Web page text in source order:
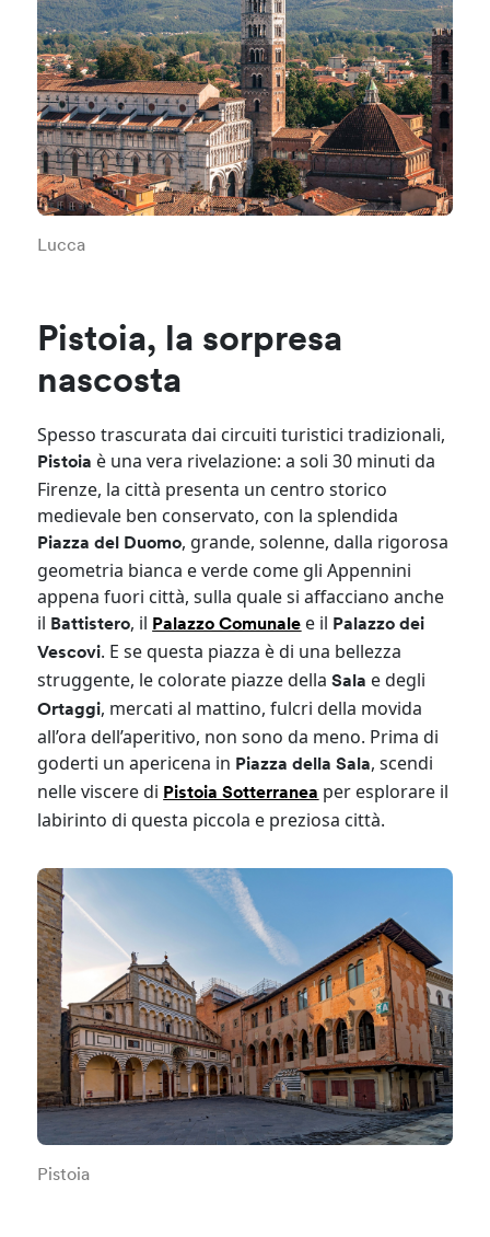
Lucca
Pistoia, la sorpresa
nascosta
Spesso trascurata dai circuiti turistici tradizionali,
Pistoia è una vera rivelazione: a soli 30 minuti da
Firenze, la città presenta un centro storico
medievale ben conservato, con la splendida
Piazza del Duomo, grande, solenne, dalla rigorosa
geometria bianca e verde come gli Appennini
appena fuori città, sulla quale si affacciano anche
il Battistero, il Palazzo Comunale e il Palazzo dei
Vescovi. E se questa piazza è di una bellezza
struggente, le colorate piazze dellaSala e degli
Ortaggi, mercati al mattino, fulcri della movida
all’ora dell’aperitivo, non sono da meno. Prima di
goderti un apericena in Piazza della Sala, scendi
nelle viscere di Pistoia Sotterranea per esplorare il
labirinto di questa piccola e preziosa città.
Pistoia